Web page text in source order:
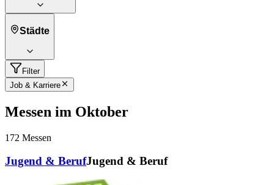
Städte
Filter
Job & Karriere
Messen im Oktober
172 Messen
Jugend & BerufJugend & Beruf